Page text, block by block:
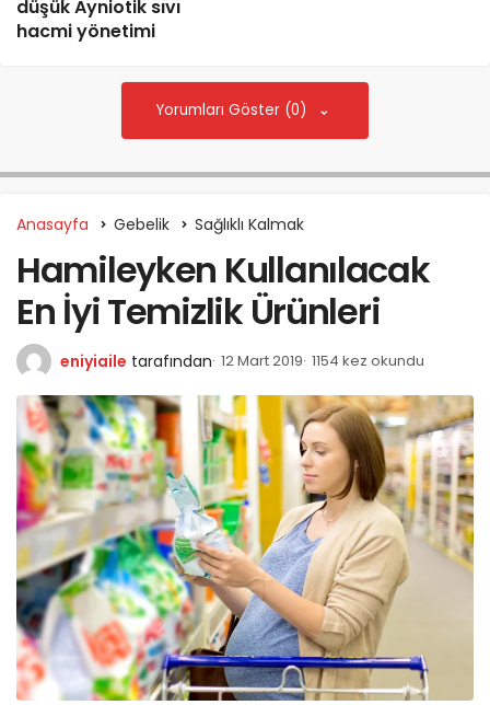
düşük Ayniotik sıvı
hacmi yönetimi
Yorumları Göster (0)
Anasayfa Gebelik Sağlıklı Kalmak
Hamileyken Kullanılacak
En İyi Temizlik Ürünleri
eniyiaile tarafından 12 Mart 2019 1154 kez okundu